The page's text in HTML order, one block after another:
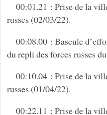
00:01.21 : Prise de la
russes (02/03/22).
00:08.00 : Bascule
du repli des forces russes
00:10.04 : Prise de la
russes (01/04/22).
00:22.11 : Prise de la